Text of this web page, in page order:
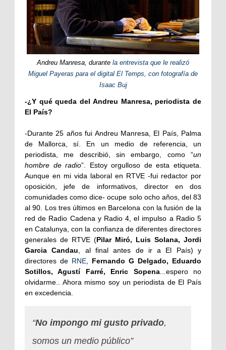
Andreu Manresa, durante la entrevista que le realizó
Miguel Payeras para el digital El Temps, con fotografía de
Isaac Buj
-¿Y qué queda del Andreu Manresa, periodista de
El País?
-Durante 25 años fui Andreu Manresa, El País, Palma
de Mallorca, sí. En un medio de referencia, un
periodista, me describió, sin embargo, como “un
hombre de radio”. Estoy orgulloso de esta etiqueta.
Aunque en mi vida laboral en RTVE -fui redactor por
oposición, jefe de informativos, director en dos
comunidades como dice- ocupe solo ocho años, del 83
al 90. Los tres últimos en Barcelona con la fusión de la
red de Radio Cadena y Radio 4, el impulso a Radio 5
en Catalunya, con la confianza de diferentes directores
generales de RTVE (Pilar Miró, Luis Solana, Jordi
Garcia Candau , al final antes de ir a El País) y
directores de RNE
Fernando G Delgado, Eduardo
Sotillos, Agustí Farré, Enric Sopena...espero no
olvidarme.. Ahora mismo soy un periodista de El País
en excedencia.
“No impongo mi gusto privado,
somos un medio público”